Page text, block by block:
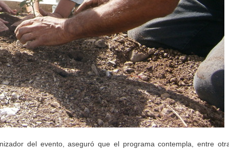
del evento, aseguró que el programa contempla, entre